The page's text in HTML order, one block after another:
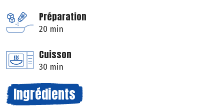
Préparation
20 min
Cuisson
30 min
Ingrédients